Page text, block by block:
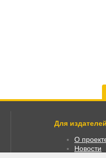
Для
О
Новости